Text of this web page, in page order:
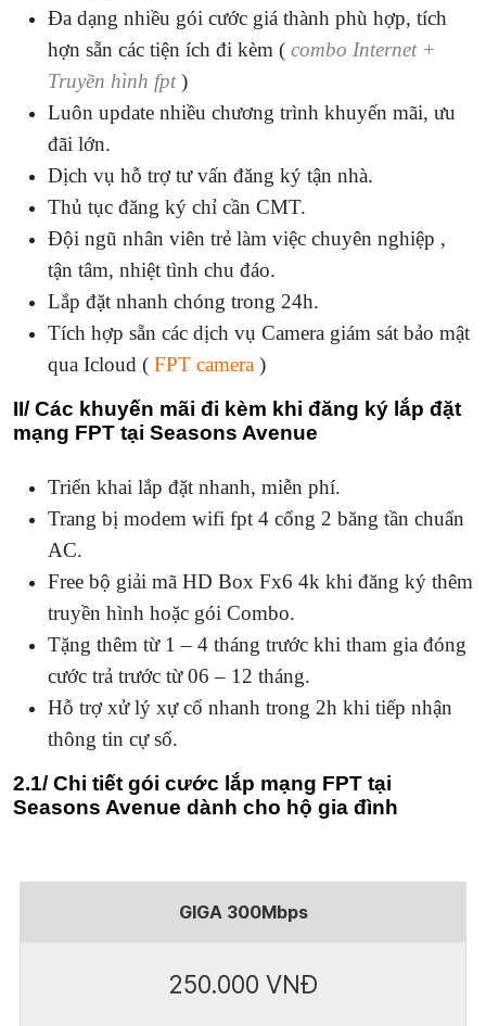
Đa dạng nhiều gói cước giá thành phù hợp, tích
hợn sẵn các tiện ích đi kèm ( combo Internet +
Truyền hình fpt)
Luôn update nhiều chương trình khuyến mãi, ưu
đãi lớn.
Dịch vụ hỗ trợ tư vấn đăng ký tận nhà.
Thủ tục đăng ký chỉ cần CMT.
Đội ngũ nhân viên trẻ làm việc chuyên nghiệp ,
tận tâm, nhiệt tình chu đáo.
Lắp đặt nhanh chóng trong 24h.
Tích hợp sẵn các dịch vụ Camera giám sát bảo mật
qua Icloud ( FPT camera )
II/ Các khuyến mãi đi kèm khi đăng ký lắp đặt
mạng FPT tại Seasons Avenue
Triển khai lắp đặt nhanh, miễn phí.
Trang bị modem wifi fpt 4 cổng 2 băng tần chuẩn
AC.
Free bộ giải mã HD Box Fx6 4k khi đăng ký thêm
truyền hình hoặc gói Combo.
Tặng thêm từ 1 – 4 tháng trước khi tham gia đóng
cước trả trước từ 06 – 12 tháng.
Hỗ trợ xử lý xự cố nhanh trong 2h khi tiếp nhận
thông tin cự số.
2.1/ Chi tiết gói cước lắp mạng FPT tại
Seasons Avenue dành cho hộ gia đình
GIGA 300Mbps
250.000 VNĐ